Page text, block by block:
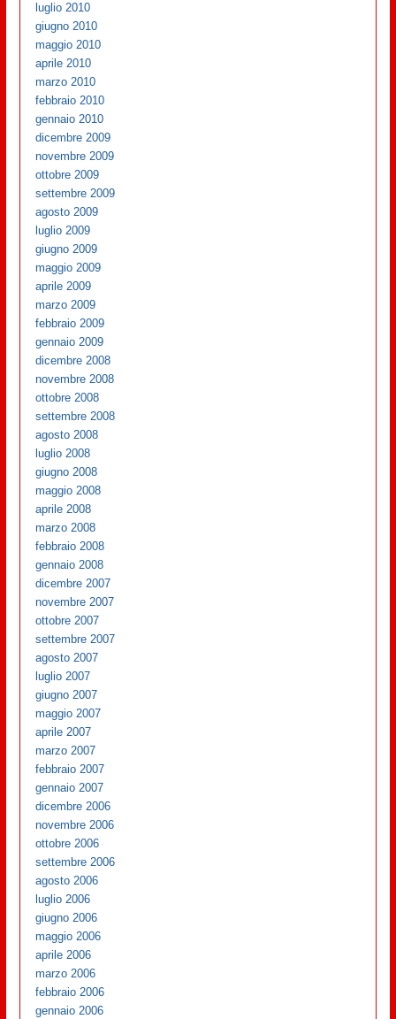
luglio 2010
giugno 2010
maggio 2010
aprile 2010
marzo 2010
febbraio 2010
gennaio 2010
dicembre 2009
novembre 2009
ottobre 2009
settembre 2009
agosto 2009
luglio 2009
giugno 2009
maggio 2009
aprile 2009
marzo 2009
febbraio 2009
gennaio 2009
dicembre 2008
novembre 2008
ottobre 2008
settembre 2008
agosto 2008
luglio 2008
giugno 2008
maggio 2008
aprile 2008
marzo 2008
febbraio 2008
gennaio 2008
dicembre 2007
novembre 2007
ottobre 2007
settembre 2007
agosto 2007
luglio 2007
giugno 2007
maggio 2007
aprile 2007
marzo 2007
febbraio 2007
gennaio 2007
dicembre 2006
novembre 2006
ottobre 2006
settembre 2006
agosto 2006
luglio 2006
giugno 2006
maggio 2006
aprile 2006
marzo 2006
febbraio 2006
gennaio 2006